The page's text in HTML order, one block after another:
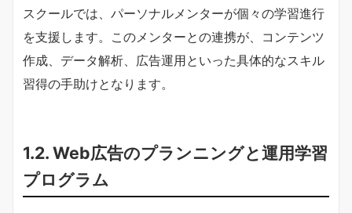
スクールでは、パーソナルメンターが個々の学習進行
を支援します。このメンターとの連携が、コンテンツ
作成、データ解析、広告運用といった具体的なスキル
習得の手助けとなります。
1.2. Web広告のプランニングと運用学習
プログラム